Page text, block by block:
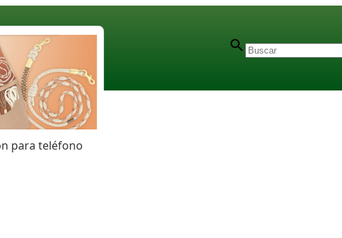
para teléfono